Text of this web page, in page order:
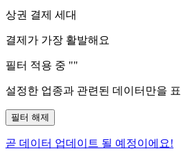
상권 결제 세대
결제가 가장 활발해요
필터 적용 중 ""
설정한 업종과 관련된 데이터만을
필터 해제
곧 데이터 업데이트 될 예정이에요!